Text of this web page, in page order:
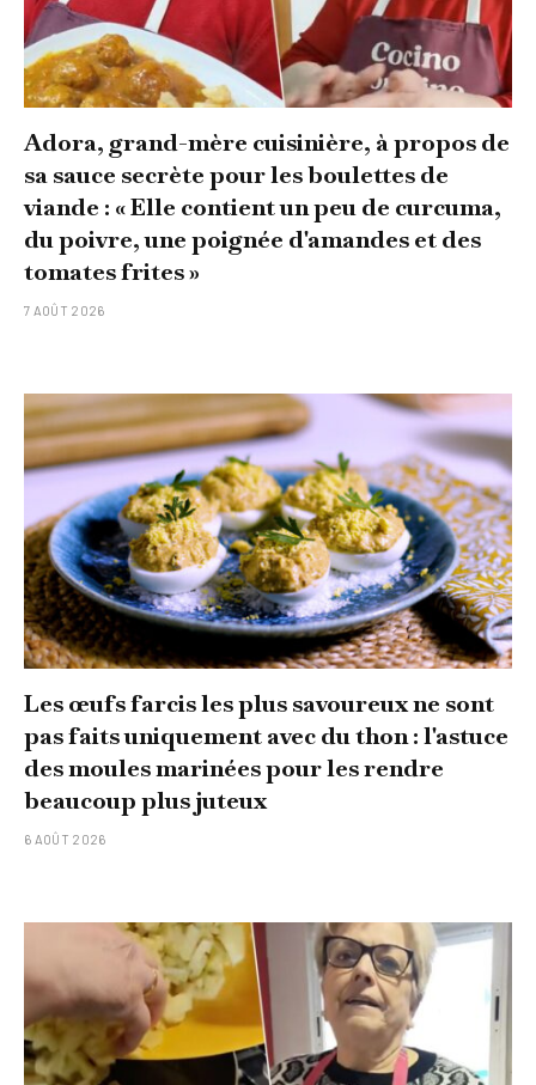
Adora, grand-mère cuisinière, à propos de
sa sauce secrète pour les boulettes de
viande : « Elle contient un peu de curcuma,
du poivre, une poignée d'amandes et des
tomates frites »
7 AOÛT 2026
Les œufs farcis les plus savoureux ne sont
pas faits uniquement avec du thon : l'astuce
des moules marinées pour les rendre
beaucoup plus juteux
6 AOÛT 2026